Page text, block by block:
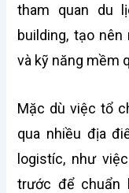
tham quan du
building, tạo
và kỹ năng mềm
Mặc dù việc tổ
qua nhiều địa
logistíc, như
trước để chuẩn